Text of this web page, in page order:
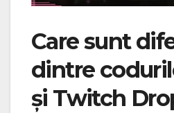
Care sunt
dintre
și Twitch